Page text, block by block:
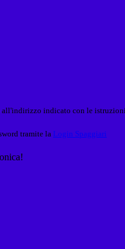
all'indirizzo indicato con le istruzioni
tramite la Login Spaggiari